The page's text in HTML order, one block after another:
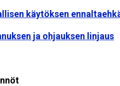
käytöksen
ja ohjauksen linjaus